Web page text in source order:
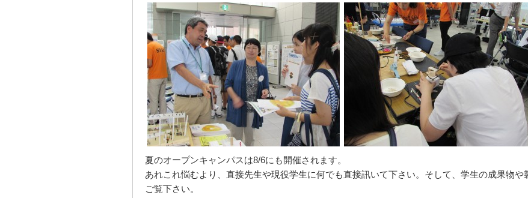
夏のオープンキャンパスは8/6にも開催されます。
あれこれ悩むより、直接先生や現役学生に何でも直接訊いて下さい。そして、学生の成果物や
ご覧下さい。